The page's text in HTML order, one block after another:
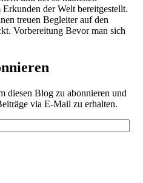
der Welt bereitgestellt.
treuen Begleiter auf den
Vorbereitung Bevor man sich
diesen Blog zu abonnieren und
via E-Mail zu erhalten.